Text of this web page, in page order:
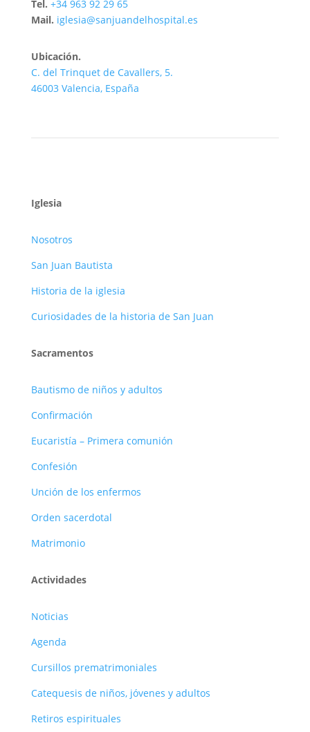
Tel. +34 963 92 29 65
Mail. iglesia@sanjuandelhospital.es
Ubicación.
C. del Trinquet de Cavallers, 5.
46003 Valencia, España
Iglesia
Nosotros
San Juan Bautista
Historia de la iglesia
Curiosidades de la historia de San Juan
Sacramentos
Bautismo de niños y adultos
Confirmación
Eucaristía – Primera comunión
Confesión
Unción de los enfermos
Orden sacerdotal
Matrimonio
Actividades
Noticias
Agenda
Cursillos prematrimoniales
Catequesis de niños, jóvenes y adultos
Retiros espirituales